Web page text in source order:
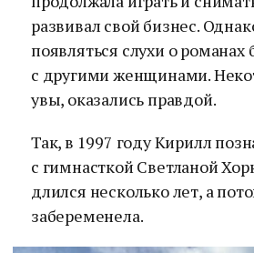
развивал свой бизнес.
появляться слухи о
с другими женщинами.
увы, оказались правдой.
Так, в 1997 году Кирилл
с гимнасткой Светланой
длился несколько лет, а
забеременела.